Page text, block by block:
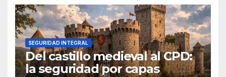
SEGURIDAD INTEGRAL
Del castillo medieval al CPD:
la seguridad por capas